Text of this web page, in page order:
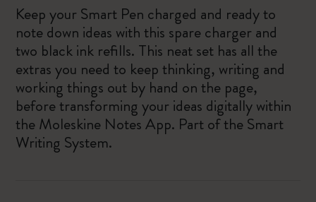
Keep your Smart Pen charged and ready to
note down ideas with this spare charger and
two black ink refills. This neat set has all the
extras you need to keep thinking, writing and
working things out by hand on the page,
before transforming your ideas digitally within
the Moleskine Notes App. Part of the Smart
Writing System.